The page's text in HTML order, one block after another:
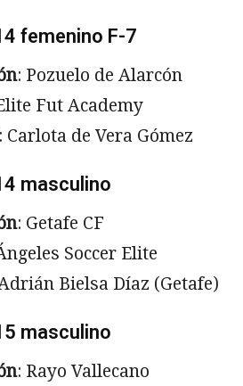
femenino F-7
: Pozuelo de Alarcón
Fut Academy
: Carlota de Vera Gómez
masculino
: Getafe CF
Soccer Elite
Bielsa Díaz (Getafe)
masculino
: Rayo Vallecano